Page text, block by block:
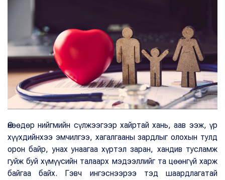
Өнөөдөр нийгмийн сүлжээгээр хайртай хань, аав ээж, үр
хүүхдийнхээ эмчилгээ, хагалгааны зардлыг олохын тулд
орон байр, унах унаагаа хүртэл заран, хандив тусламж
гуйж буй хүмүүсийн талаарх мэдээллийг та цөөнгүй харж
байгаа байх. Гэвч ингэснээрээ тэд шаардлагатай